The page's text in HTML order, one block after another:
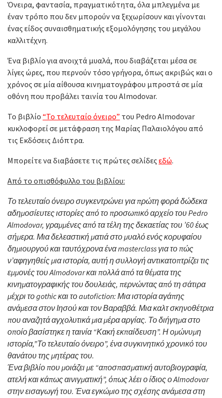
Όνειρα, φαντασία, πραγματικότητα, όλα μπλεγμένα με
έναν τρόπο που δεν μπορούν να ξεχωρίσουν και γίνονται
ένας είδος συναισθηματικής εξομολόγησης του μεγάλου
καλλιτέχνη.
Ένα βιβλίο για ανοιχτά μυαλά, που διαβάζεται μέσα σε
λίγες ώρες, που περνούν τόσο γρήγορα, όπως ακριβώς και ο
χρόνος σε μία αίθουσα κινηματογράφου μπροστά σε μία
οθόνη που προβάλει ταινία του Almodovar.
Το βιβλίο “Το τελευταίο όνειρο” του Pedro Almodovar
κυκλοφορεί σε μετάφραση της Μαρίας Παλαιολόγου από
τις Εκδόσεις Διόπτρα.
Μπορείτε να διαβάσετε τις πρώτες σελίδεςεδώ.
Από το οπισθόφυλλο του βιβλίου:
Το τελευταίο όνειρο συγκεντρώνει για πρώτη φορά δώδεκα
αδημοσίευτες ιστορίες από το προσωπικό αρχείο του Pedro
Almodovar, γραμμένες από τα τέλη της δεκαετίας του ’60 έως
σήμερα. Μια δελεαστική ματιά στο μυαλό ενός κορυφαίου
δημιουργού και ταυτόχρονα ένα masterclass για το πώς
ν’αφηγηθείς μια ιστορία, αυτή η συλλογή αντικατοπτρίζει τις
εμμονές του Almodovar και πολλά από τα θέματα της
κινηματογραφικής του δουλειάς, περνώντας από τη σάτιρα
μέχρι το gothic και το autofiction: Μια ιστορία αγάπης
ανάμεσα στον Ιησού και τον Βαραββά. Μια καλτ σκηνοθέτρια
που αναζητά αγχολυτικά μια μέρα αργίας. Το διήγημα στο
οποίο βασίστηκε η ταινία “Κακή εκπαίδευση”. Η ομώνυμη
ιστορία,”Το τελευταίο όνειρο”, ένα συγκινητικό χρονικό του
θανάτου της μητέρας του.
Ένα βιβλίο που μοιάζει με “αποσπασματική αυτοβιογραφία,
ατελή και κάπως αινιγματική”, όπως λέει ο ίδιος ο Almodovar
στην εισαγωγή του. Ένα εγκώμιο της σχέσης ανάμεσα στη